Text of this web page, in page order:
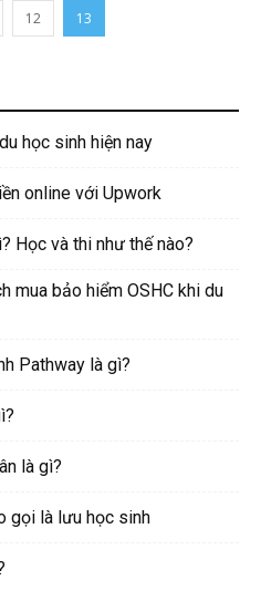
12 13
học sinh hiện nay
online với Upwork
Học và thi như thế nào?
mua bảo hiểm OSHC khi du
Pathway là gì?
là gì?
gọi là lưu học sinh